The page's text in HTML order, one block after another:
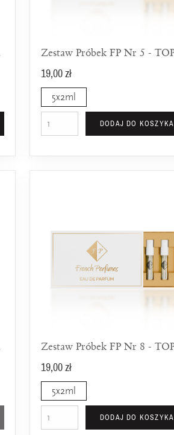
19,00 zł
5x2ml
DODAJ DO KOSZYKA
19,00 zł
5x2ml
DODAJ DO KOSZYKA